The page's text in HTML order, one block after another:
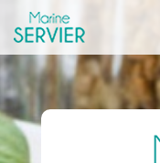
au
contenu
principal